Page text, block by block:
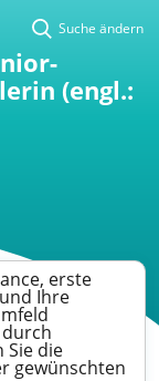
Suche ändern
(engl.:
erste
Ihre
Sie die
gewünschten